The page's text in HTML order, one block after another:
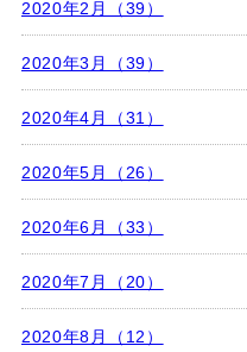
2020年2月（39）
2020年3月（39）
2020年4月（31）
2020年5月（26）
2020年6月（33）
2020年7月（20）
2020年8月（12）